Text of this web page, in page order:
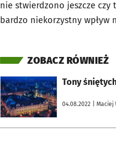
nie stwierdzono jeszcze czy
bardzo niekorzystny wpływ
ZOBACZ RÓWNIEŻ
Tony
04.08.2022 | Maciej
otworzy się w nowej karcie